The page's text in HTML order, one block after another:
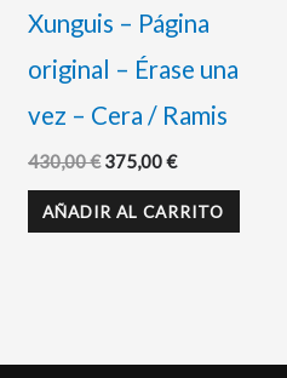
Xunguis – Página
original – Érase una
vez – Cera / Ramis
430,00€ 375,00€
AÑADIR AL CARRITO